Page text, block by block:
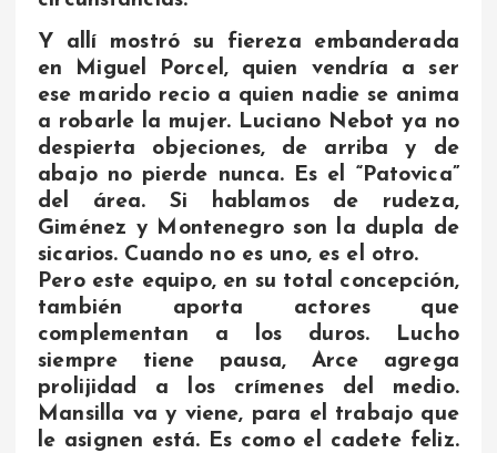
Y allí mostró su fiereza embanderada
en Miguel Porcel, quien vendría a ser
ese marido recio a quien nadie se anima
a robarle la mujer. Luciano Nebot ya no
despierta objeciones, de arriba y de
abajo no pierde nunca. Es el “Patovica”
del área. Si hablamos de rudeza,
Giménez y Montenegro son la dupla de
sicarios. Cuando no es uno, es el otro.
Pero este equipo, en su total concepción,
también aporta actores que
complementan a los duros. Lucho
siempre tiene pausa, Arce agrega
prolijidad a los crímenes del medio.
Mansilla va y viene, para el trabajo que
le asignen está. Es como el cadete feliz.